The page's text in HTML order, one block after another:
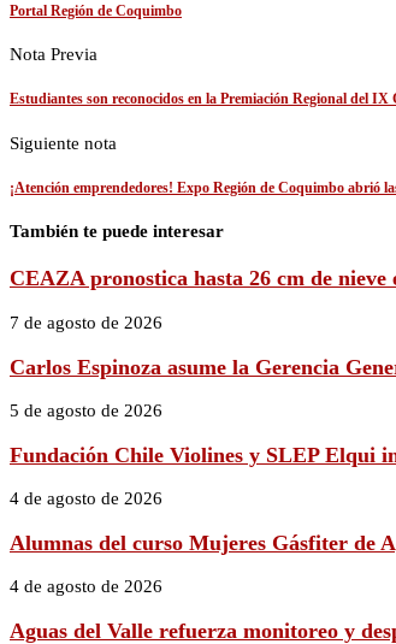
Portal Región de Coquimbo
Nota Previa
Estudiantes son reconocidos en la Premiación Regional del
Siguiente nota
¡Atención emprendedores! Expo Región de Coquimbo abrió
También te puede interesar
CEAZA pronostica hasta 26 cm de nieve
7 de agosto de 2026
Carlos Espinoza asume la Gerencia
5 de agosto de 2026
Fundación Chile Violines y SLEP Elqui
4 de agosto de 2026
Alumnas del curso Mujeres Gásfiter de
4 de agosto de 2026
Aguas del Valle refuerza monitoreo y